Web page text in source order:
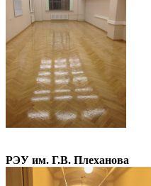
РЭУ им. Г.В. Плеханова